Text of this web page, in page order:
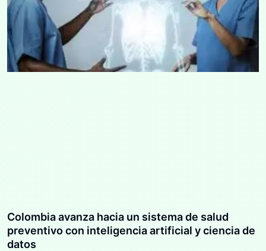
Colombia avanza hacia un sistema de salud
preventivo con inteligencia artificial y ciencia de
datos